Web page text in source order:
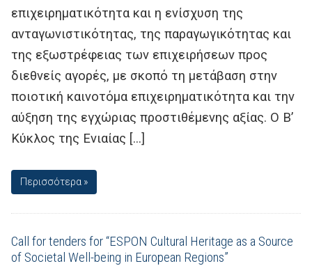
επιχειρηματικότητα και η ενίσχυση της
ανταγωνιστικότητας, της παραγωγικότητας και
της εξωστρέφειας των επιχειρήσεων προς
διεθνείς αγορές, με σκοπό τη μετάβαση στην
ποιοτική καινοτόμα επιχειρηματικότητα και την
αύξηση της εγχώριας προστιθέμενης αξίας. Ο Β’
Κύκλος της Ενιαίας […]
Περισσότερα »
Call for tenders for “ESPON Cultural Heritage as a Source
of Societal Well-being in European Regions”